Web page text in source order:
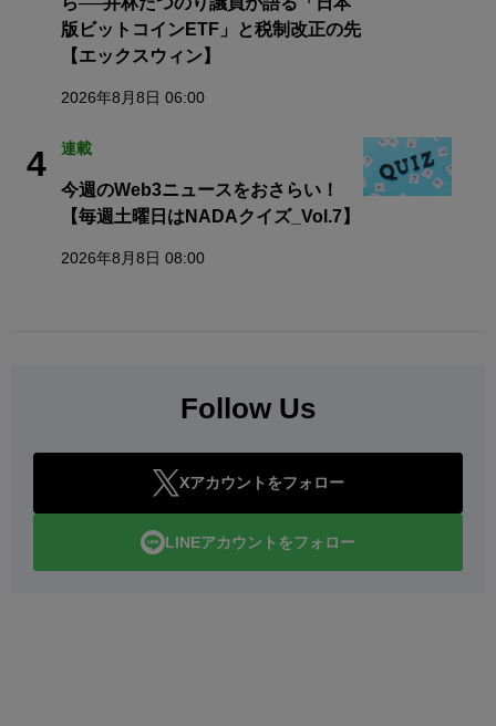
版ビットコインETF」と税制改正の先
【エックスウィン】
2026年8月8日 06:00
4 連載
今週のWeb3ニュースをおさらい！
【毎週土曜日はNADAクイズ_Vol.7】
2026年8月8日 08:00
Follow Us
Xアカウントをフォロー
LINEアカウントをフォロー